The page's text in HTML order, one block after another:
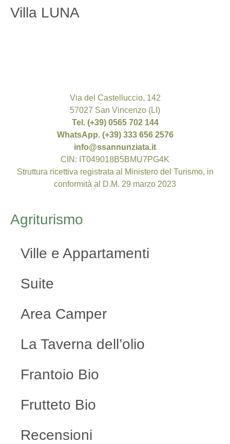
Villa LUNA
Via del Castelluccio, 142
57027 San Vincenzo (LI)
Tel. (+39) 0565 702 144
WhatsApp. (+39) 333 656 2576
info@ssannunziata.it
CIN: IT049018B5BMU7PG4K
Struttura ricettiva registrata al Ministero del Turismo, in
conformità al D.M. 29 marzo 2023
Agriturismo
Ville e Appartamenti
Suite
Area Camper
La Taverna dell’olio
Frantoio Bio
Frutteto Bio
Recensioni